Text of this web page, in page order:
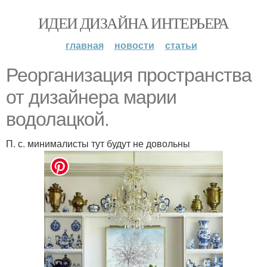
ИДЕИ ДИЗАЙНА ИНТЕРЬЕРА
главная новости статьи
Реорганизация пространства
от дизайнера марии
водолацкой.
П. с. минималисты тут будут не довольны